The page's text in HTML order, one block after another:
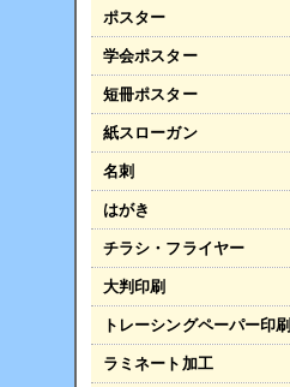
ポスター
学会ポスター
短冊ポスター
紙スローガン
名刺
はがき
チラシ・フライヤー
大判印刷
トレーシングペーパー印刷
ラミネート加工